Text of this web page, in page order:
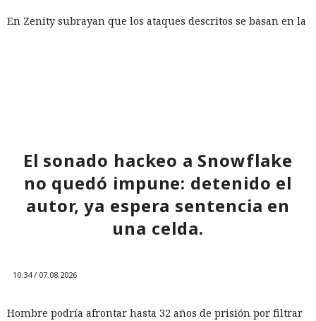
En Zenity subrayan que los ataques descritos se basan en la
represalias contra EE. UU. a
través de Palo Alto Networks
El sonado hackeo a Snowflake
no quedó impune: detenido el
autor, ya espera sentencia en
una celda.
10:34 / 07.08.2026
Hombre podría afrontar hasta 32 años de prisión por filtrar